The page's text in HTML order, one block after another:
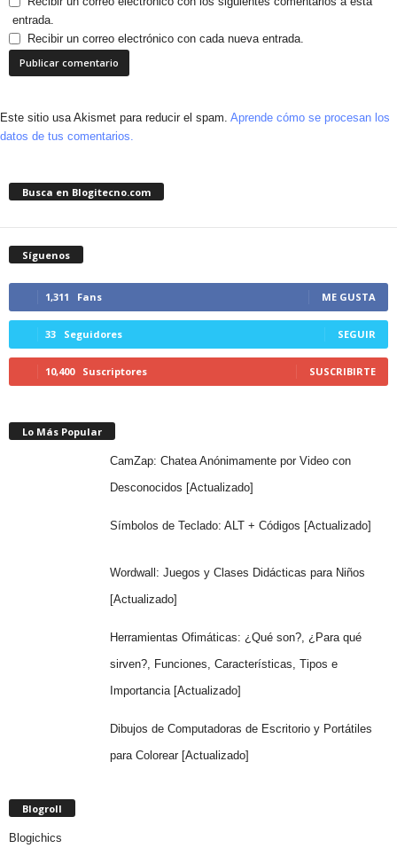
entrada.
Recibir un correo electrónico con cada nueva entrada.
Este sitio usa Akismet para reducir el spam. Aprende cómo se procesan los
datos de tus comentarios.
Busca en Blogitecno.com
Síguenos
1,311 Fans ME GUSTA
33 Seguidores SEGUIR
10,400 Suscriptores SUSCRIBIRTE
Lo Más Popular
CamZap: Chatea Anónimamente por Video con
Desconocidos [Actualizado]
Símbolos de Teclado: ALT + Códigos [Actualizado]
Wordwall: Juegos y Clases Didácticas para Niños
[Actualizado]
Herramientas Ofimáticas: ¿Qué son?, ¿Para qué
sirven?, Funciones, Características, Tipos e
Importancia [Actualizado]
Dibujos de Computadoras de Escritorio y Portátiles
para Colorear [Actualizado]
Blogroll
Blogichics